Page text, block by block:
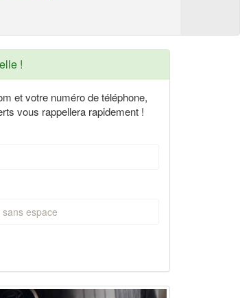
!
et votre numéro de téléphone,
vous rappellera rapidement !